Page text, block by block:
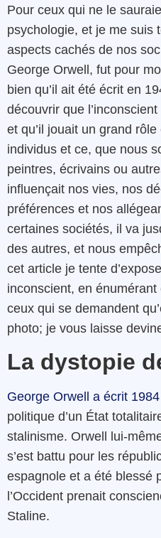
Pour ceux qui ne le
psychologie, et je me suis
aspects cachés de nos
George Orwell, fut pour
bien qu’il ait été écrit en
découvrir que
et qu’il jouait un grand
individus et ce, que nous
peintres, écrivains ou
influençait nos vies, nos
préférences et nos
certaines sociétés, il va
des autres, et nous
cet article je tente
inconscient, en
ceux qui se demandent
photo; je vous laisse
La dystopie
George Orwell a écrit 1984
politique d’un État
stalinisme. Orwell lui-
s’est battu pour les
espagnole et a été blessé
l’Occident prenait
Staline.